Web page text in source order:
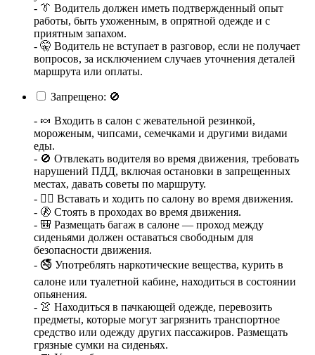
- 👔 Водитель должен иметь подтвержденный опыт
работы, быть ухоженным, в опрятной одежде и с
приятным запахом.
- 🤫 Водитель не вступает в разговор, если не получает
вопросов, за исключением случаев уточнения деталей
маршрута или оплаты.
Запрещено: 🚫
- 🍬 Входить в салон с жевательной резинкой,
мороженым, чипсами, семечками и другими видами
еды.
- 🚫 Отвлекать водителя во время движения, требовать
нарушений ПДД, включая остановки в запрещенных
местах, давать советы по маршруту.
- 🚶‍♂️ Вставать и ходить по салону во время движения.
- 🚷 Стоять в проходах во время движения.
- 🎒 Размещать багаж в салоне — проход между
сиденьями должен оставаться свободным для
безопасности движения.
- 🚭 Употреблять наркотические вещества, курить в
салоне или туалетной кабине, находиться в состоянии
опьянения.
- 👚 Находиться в пачкающей одежде, перевозить
предметы, которые могут загрязнить транспортное
средство или одежду других пассажиров. Размещать
грязные сумки на сиденьях.